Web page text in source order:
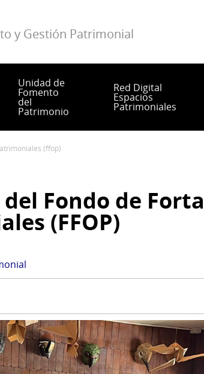
y Gestión Patrimonial
Unidad de
Fomento
del
Patrimonio
Red Digital
Espacios
Patrimoniales
(ffop)
Fondo de
(FFOP)